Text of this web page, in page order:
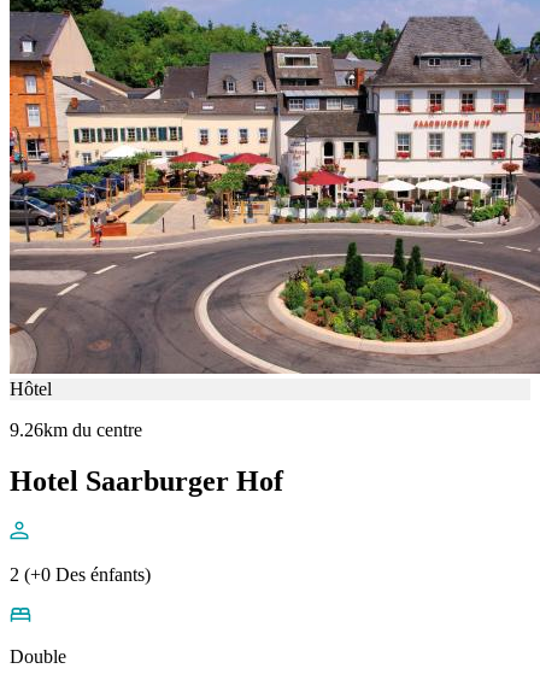
Hôtel
9.26km du centre
Hotel Saarburger Hof
2 (+0 Des énfants)
Double